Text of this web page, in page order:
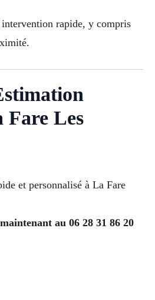
intervention rapide, y compris
Fare Les
et personnalisé à La Fare
au 06 28 31 86 20